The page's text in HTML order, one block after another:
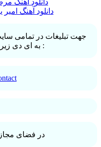
دانلود آهنگ امیر
جهت تبلیغات در تمامی
به ای دی زیر در تلگرام پیام دهید :
در فضای